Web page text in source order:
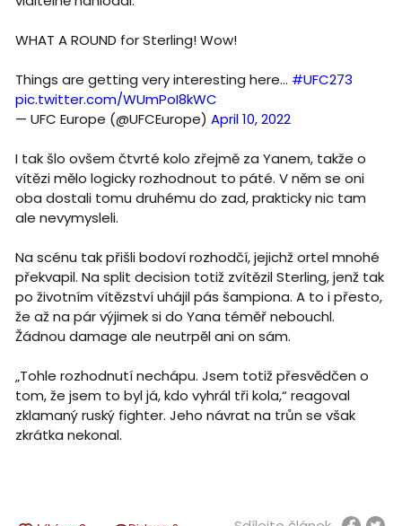
WHAT A ROUND for Sterling! Wow!
Things are getting very interesting here... #UFC273
pic.twitter.com/WUmPoI8kWC
— UFC Europe (@UFCEurope) April 10, 2022
I tak šlo ovšem čtvrté kolo zřejmě za Yanem, takže o
vítězi mělo logicky rozhodnout to páté. V něm se oni
oba dostali tomu druhému do zad, prakticky nic tam
ale nevymysleli.
Na scénu tak přišli bodoví rozhodčí, jejichž ortel mnohé
překvapil. Na split decision totiž zvítězil Sterling, jenž tak
po životním vítězství uhájil pás šampiona. A to i přesto,
že až na pár výjimek si do Yana téměř nebouchl.
Žádnou damage ale neutrpěl ani on sám.
„Tohle rozhodnutí nechápu. Jsem totiž přesvědčen o
tom, že jsem to byl já, kdo vyhrál tři kola,“ reagoval
zklamaný ruský fighter. Jeho návrat na trůn se však
zkrátka nekonal.